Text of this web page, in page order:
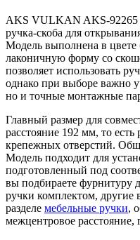
AKS VULKAN AKS-92265
ручка-скоба для
Модель выполнена в цвете
лаконичную форму со
позволяет использовать
однако при выборе важно
но и точные монтажные
Главный размер для
расстояние 192 мм, то
крепежных отверстий.
Модель подходит для
подготовленный под
вы подбираете фурнитуру
ручки комплектом, другие
разделе мебельные ручки,
межцентровое расстояние,